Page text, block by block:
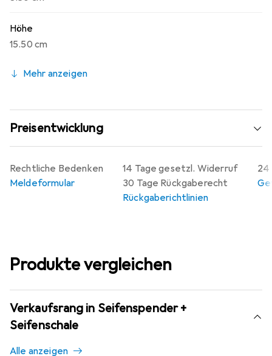
Höhe
15.50 cm
Mehr anzeigen
Preisentwicklung
14 Tage gesetzl. Widerruf
30 Tage Rückgaberecht
Rückgaberichtlinien
24
Rechtliche Bedenken
Meldeformular
Produkte vergleichen
Verkaufsrang in Seifenspender +
Seifenschale
Alle anzeigen